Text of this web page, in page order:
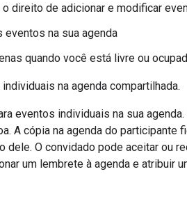
direito de adicionar e modificar
eventos na sua agenda
quando você está livre ou
na agenda compartilhada.
eventos individuais na sua
A cópia na agenda do
dele. O convidado pode aceitar ou
um lembrete à agenda e atribuir